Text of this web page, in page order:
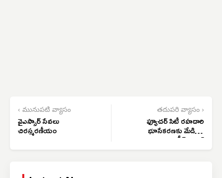
‹ మునుపటి వ్యాసం
వైఎస్సార్ సేవలు
చిరస్మరణీయం
తదుపరి వ్యాసం ›
ఫ్యూచర్ సిటీ రహదారి
భూసేకరణకు మేడిపల్లి
గ్రామస్తుల గ్రీన్ సిగ్నల్